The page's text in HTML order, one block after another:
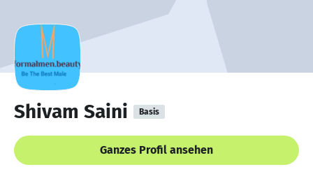
Shivam Saini Basis
Ganzes Profil ansehen